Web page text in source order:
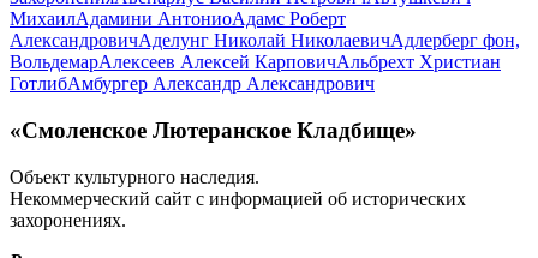
МихаилАдамини АнтониоАдамс Роберт
АлександровичАделунг Николай НиколаевичАдлерберг фон,
ВольдемарАлексеев Алексей КарповичАльбрехт Христиан
ГотлибАмбургер Александр Александрович
«Смоленское Лютеранское Кладбище»
Объект культурного наследия.
Некоммерческий сайт с информацией об исторических
захоронениях.